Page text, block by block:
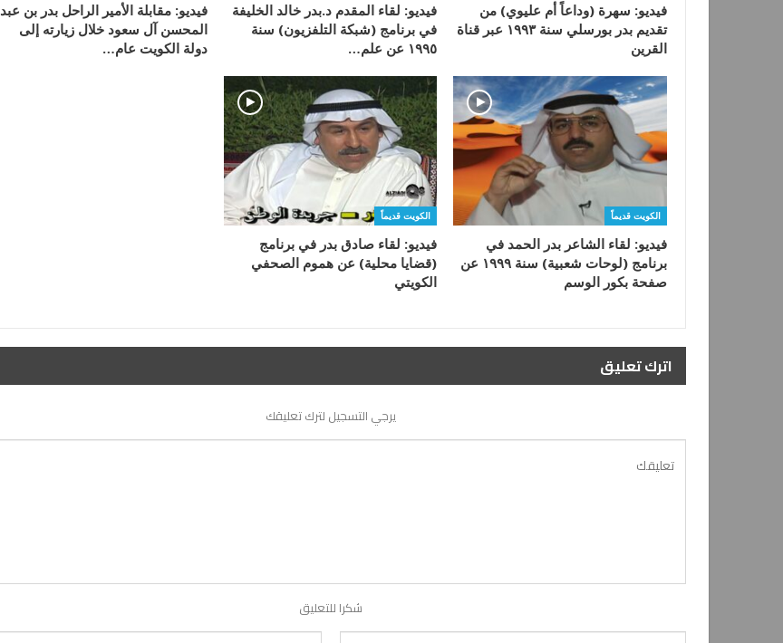
فيديو: سهرة (وداعاً أم عليوي) من
تقديم بدر بورسلي سنة ١٩٩٣ عبر قناة
القرين
فيديو: لقاء المقدم د.بدر خالد الخليفة
في برنامج (شبكة التلفزيون) سنة
١٩٩٥ عن علم…
فيديو: مقابلة الأمير الراحل بدر بن عبد
المحسن آل سعود خلال زيارته إلى
دولة الكويت عام…
الكويت قديماً
فيديو: لقاء الشاعر بدر الحمد في
برنامج (لوحات شعبية) سنة ١٩٩٩ عن
صفحة بكور الوسم
الكويت قديماً
فيديو: لقاء صادق بدر في برنامج
(قضايا محلية) عن هموم الصحفي
الكويتي
اترك تعليق
يرجي التسجيل لترك تعليقك
شكرا للتعليق